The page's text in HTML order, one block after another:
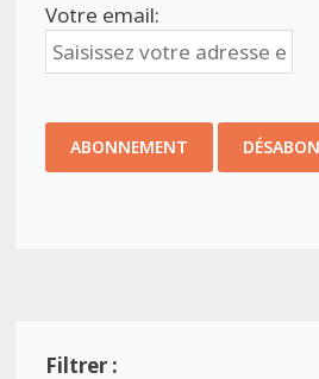
Votre email: